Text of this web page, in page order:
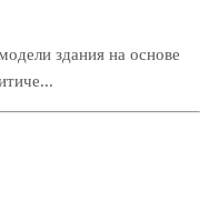
здания на основе